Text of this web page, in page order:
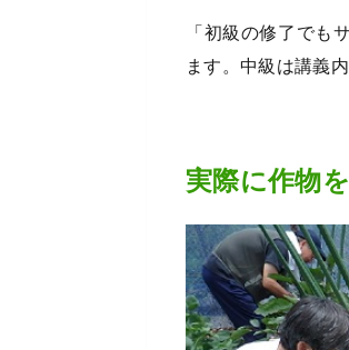
「初級の修了でも
ます。中級は講義
実際に作物